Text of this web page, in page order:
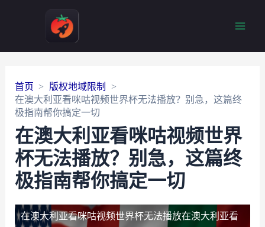
首页
版权地域限制
在澳大利亚看咪咕视频世界杯无法播放？别急，这篇终
极指南帮你搞定一切
在澳大利亚看咪咕视频世界
杯无法播放？别急，这篇终
极指南帮你搞定一切
在澳大利亚看咪咕视频世界杯无法播放在澳大利亚看